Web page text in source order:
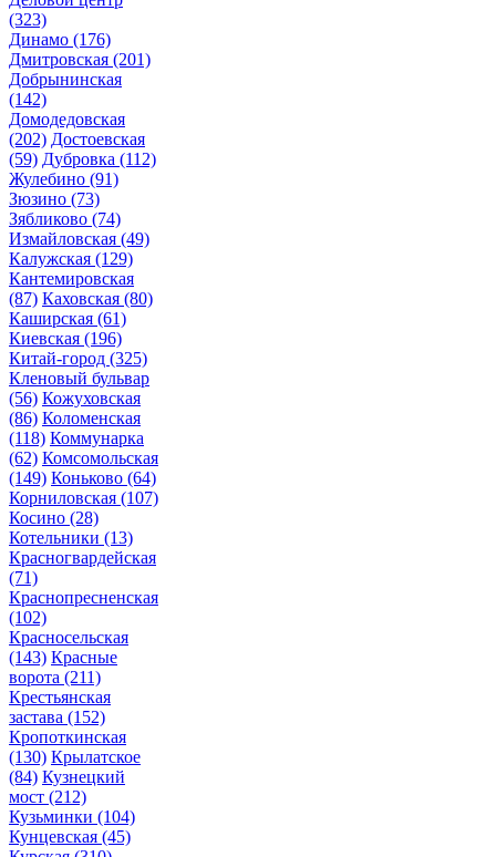
(323)
Динамо (176)
Дмитровская (201)
Добрынинская
(142)
Домодедовская
(202) Достоевская
(59) Дубровка (112)
Жулебино (91)
Зюзино (73)
Зябликово (74)
Измайловская (49)
Калужская (129)
Кантемировская
(87) Каховская (80)
Каширская (61)
Киевская (196)
Китай-город (325)
Кленовый бульвар
(56) Кожуховская
(86) Коломенская
(118) Коммунарка
(62) Комсомольская
(149) Коньково (64)
Корниловская (107)
Косино (28)
Котельники (13)
Красногвардейская
(71)
Краснопресненская
(102)
Красносельская
(143) Красные
ворота (211)
Крестьянская
застава (152)
Кропоткинская
(130) Крылатское
(84) Кузнецкий
мост (212)
Кузьминки (104)
Кунцевская (45)